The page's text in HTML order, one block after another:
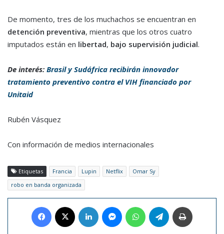
De momento, tres de los muchachos se encuentran en
detención preventiva, mientras que los otros cuatro
imputados están en libertad, bajo supervisión judicial.
De interés: Brasil y Sudáfrica recibirán innovador
tratamiento preventivo contra el VIH financiado por
Unitaid
Rubén Vásquez
Con información de medios internacionales
Etiquetas Francia Lupin Netflix
Omar Sy
robo en banda organizada
Facebook LinkedIn MessengerWhatsAppTelegram